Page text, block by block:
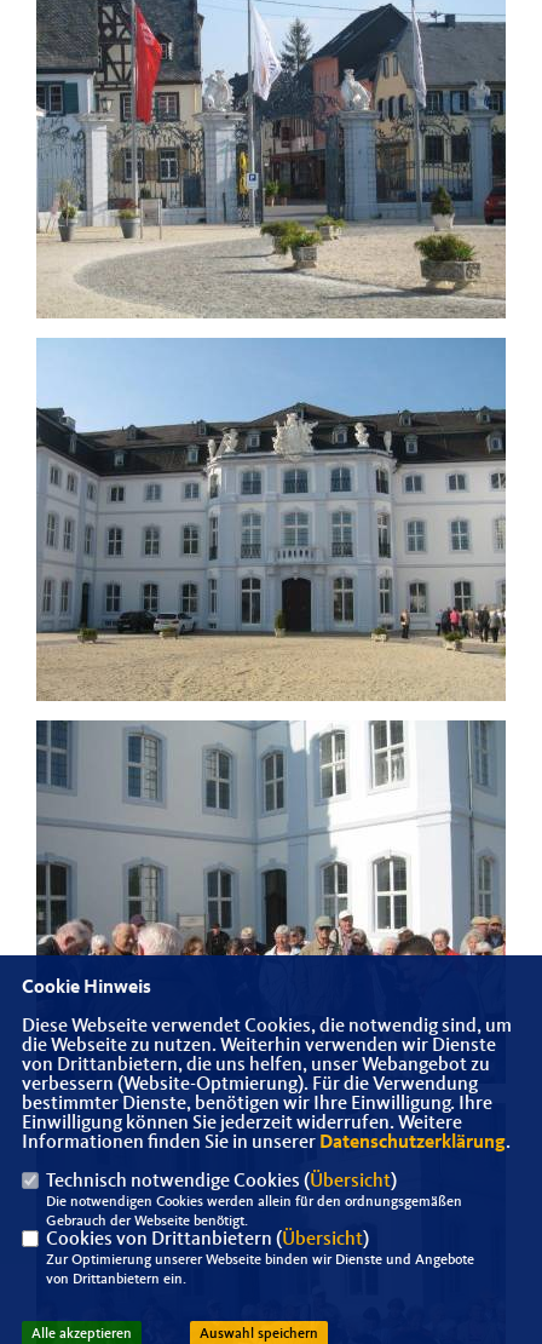
Cookie Hinweis
Diese Webseite verwendet Cookies, die notwendig sind, um
die Webseite zu nutzen. Weiterhin verwenden wir Dienste
von Drittanbietern, die uns helfen, unser Webangebot zu
verbessern (Website-Optmierung). Für die Verwendung
bestimmter Dienste, benötigen wir Ihre Einwilligung. Ihre
Einwilligung können Sie jederzeit widerrufen. Weitere
Informationen finden Sie in unserer Datenschutzerklärung.
Technisch notwendige Cookies (Übersicht)
Die notwendigen Cookies werden allein für den ordnungsgemäßen
Gebrauch der Webseite benötigt.
Cookies von Drittanbietern (Übersicht)
Zur Optimierung unserer Webseite binden wir Dienste und Angebote
von Drittanbietern ein.
Alle akzeptieren Auswahl speichern